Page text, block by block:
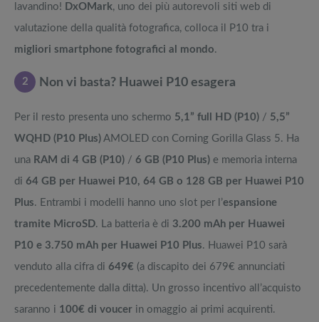
lavandino! DxOMark, uno dei più autorevoli siti web di
valutazione della qualità fotografica, colloca il P10 tra i
migliori smartphone fotografici al mondo.
2 Non vi basta? Huawei P10 esagera
Per il resto presenta uno schermo 5,1” full HD (P10) / 5,5”
WQHD (P10 Plus) AMOLED con Corning Gorilla Glass 5. Ha
una RAM di 4 GB (P10) / 6 GB (P10 Plus) e memoria interna
di 64 GB per Huawei P10, 64 GB o 128 GB per Huawei P10
Plus. Entrambi i modelli hanno uno slot per l’espansione
tramite MicroSD. La batteria è di 3.200 mAh per Huawei
P10 e 3.750 mAh per Huawei P10 Plus. Huawei P10 sarà
venduto alla cifra di 649€ (a discapito dei 679€ annunciati
precedentemente dalla ditta). Un grosso incentivo all’acquisto
saranno i 100€ di voucer in omaggio ai primi acquirenti.